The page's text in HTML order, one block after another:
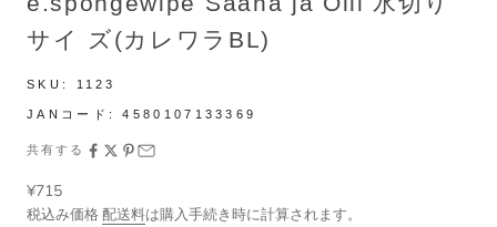
サイ ズ(カレワラBL)
SKU: 1123
JANコード:4580107133369
共有する
セール価格
¥715
税込み価格配送料は購入手続き時に計算されます。